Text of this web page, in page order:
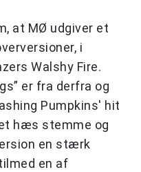
at MØ udgiver et
i
Walshy Fire.
er fra derfra og
Pumpkins' hit
hæs stemme og
en stærk
en af